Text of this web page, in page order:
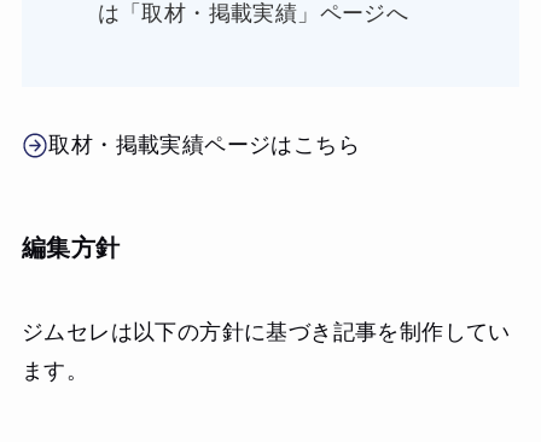
は「取材・掲載実績」ページへ
取材・掲載実績ページはこちら
編集方針
ジムセレは以下の方針に基づき記事を制作してい
ます。